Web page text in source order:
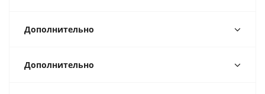
Дополнительно
Дополнительно